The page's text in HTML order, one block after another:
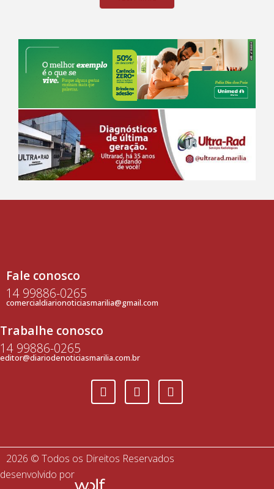
Fale conosco
14 99886-0265
comercialdiarionoticiasmarilia@gmail.com
Trabalhe conosco
14 99886-0265
editor@diariodenoticiasmarilia.com.br
2026 © Todos os Direitos Reservados
desenvolvido por